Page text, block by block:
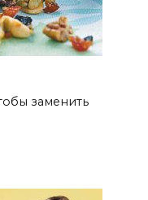
заменить